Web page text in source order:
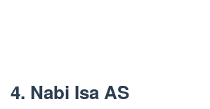
4. Nabi Isa AS